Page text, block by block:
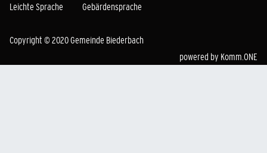
Leichte Sprache
Gebärdensprache
Copyright © 2020 Gemeinde Biederbach
powered by Komm.ONE